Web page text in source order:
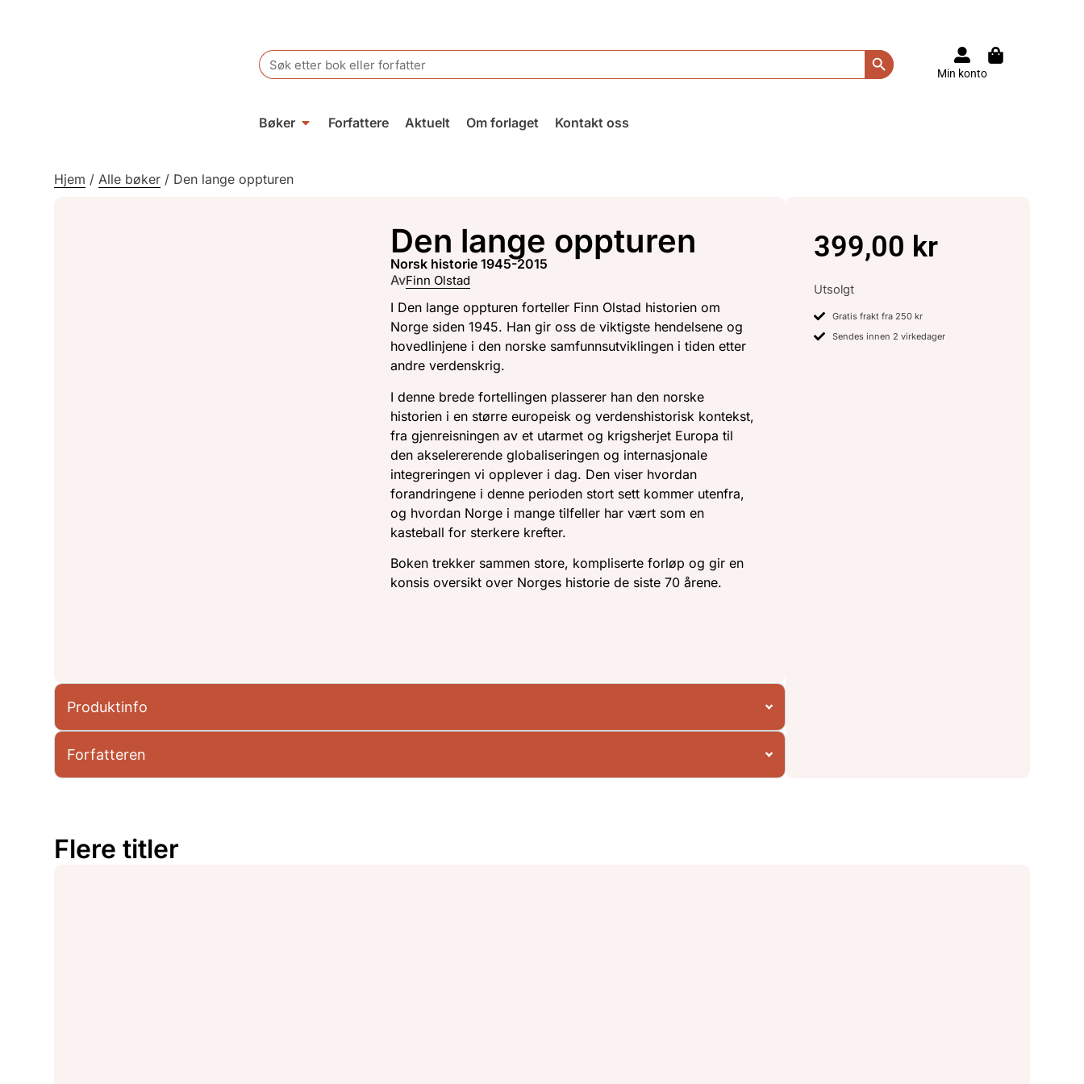
Search
for:
Search Button
Min konto
Bøker Forfattere Aktuelt Om forlaget Kontakt oss
Hjem /Alle bøker / Den lange oppturen
Den lange oppturen
norsk historie 1945-2015
AvFinn Olstad
I Den lange oppturen forteller Finn Olstad historien om
Norge siden 1945. Han gir oss de viktigste hendelsene og
hovedlinjene i den norske samfunnsutviklingen i tiden etter
andre verdenskrig.
I denne brede fortellingen plasserer han den norske
historien i en større europeisk og verdenshistorisk kontekst,
fra gjenreisningen av et utarmet og krigsherjet Europa til
den akselererende globaliseringen og internasjonale
integreringen vi opplever i dag. Den viser hvordan
forandringene i denne perioden stort sett kommer utenfra,
og hvordan Norge i mange tilfeller har vært som en
kasteball for sterkere krefter.
Boken trekker sammen store, kompliserte forløp og gir en
konsis oversikt over Norges historie de siste 70 årene.
Produktinfo
Forfatteren
399,00 kr
Utsolgt
Gratis frakt fra 250 kr
Sendes innen 2 virkedager
Flere titler